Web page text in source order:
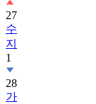
27
수
지
1
28
가